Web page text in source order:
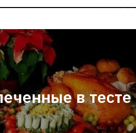
в тесте